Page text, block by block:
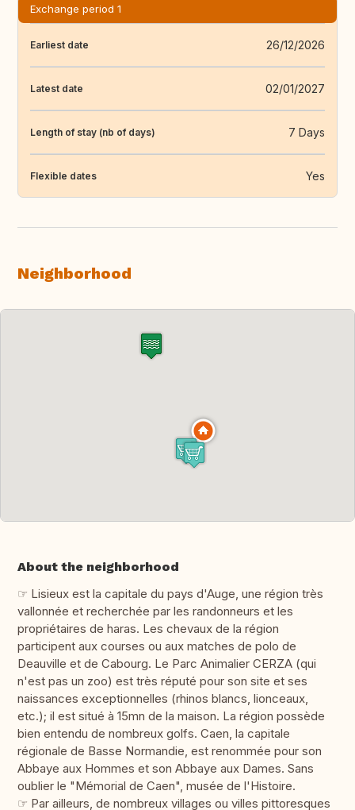
Exchange period 1
Earliest date 26/12/2026
Latest date 02/01/2027
Length of stay (nb of days) 7 Days
Flexible dates Yes
Neighborhood
About the neighborhood
☞ Lisieux est la capitale du pays d'Auge, une région très
vallonnée et recherchée par les randonneurs et les
propriétaires de haras. Les chevaux de la région
participent aux courses ou aux matches de polo de
Deauville et de Cabourg. Le Parc Animalier CERZA (qui
n'est pas un zoo) est très réputé pour son site et ses
naissances exceptionnelles (rhinos blancs, lionceaux,
etc.); il est situé à 15mn de la maison. La région possède
bien entendu de nombreux golfs. Caen, la capitale
régionale de Basse Normandie, est renommée pour son
Abbaye aux Hommes et son Abbaye aux Dames. Sans
oublier le "Mémorial de Caen", musée de l'Histoire.
☞ Par ailleurs, de nombreux villages ou villes pittoresques